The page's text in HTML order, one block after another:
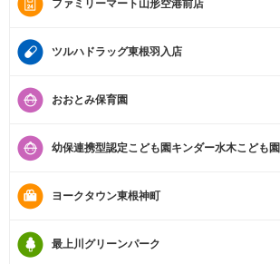
ファミリーマート山形空港前店
ツルハドラッグ東根羽入店
おおとみ保育園
幼保連携型認定こども園キンダー水木こども園
ヨークタウン東根神町
最上川グリーンパーク